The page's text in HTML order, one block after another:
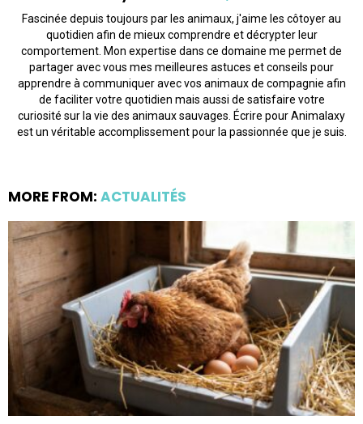
Fascinée depuis toujours par les animaux, j'aime les côtoyer au
quotidien afin de mieux comprendre et décrypter leur
comportement. Mon expertise dans ce domaine me permet de
partager avec vous mes meilleures astuces et conseils pour
apprendre à communiquer avec vos animaux de compagnie afin
de faciliter votre quotidien mais aussi de satisfaire votre
curiosité sur la vie des animaux sauvages. Écrire pour Animalaxy
est un véritable accomplissement pour la passionnée que je suis.
MORE FROM: ACTUALITÉS